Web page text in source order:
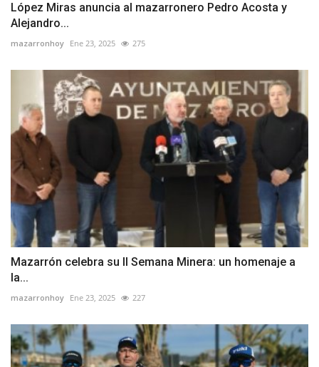
López Miras anuncia al mazarronero Pedro Acosta y
Alejandro...
mazarronhoy Ene 23, 2025 275
Mazarrón celebra su II Semana Minera: un homenaje a
la...
mazarronhoy Ene 23, 2025 227